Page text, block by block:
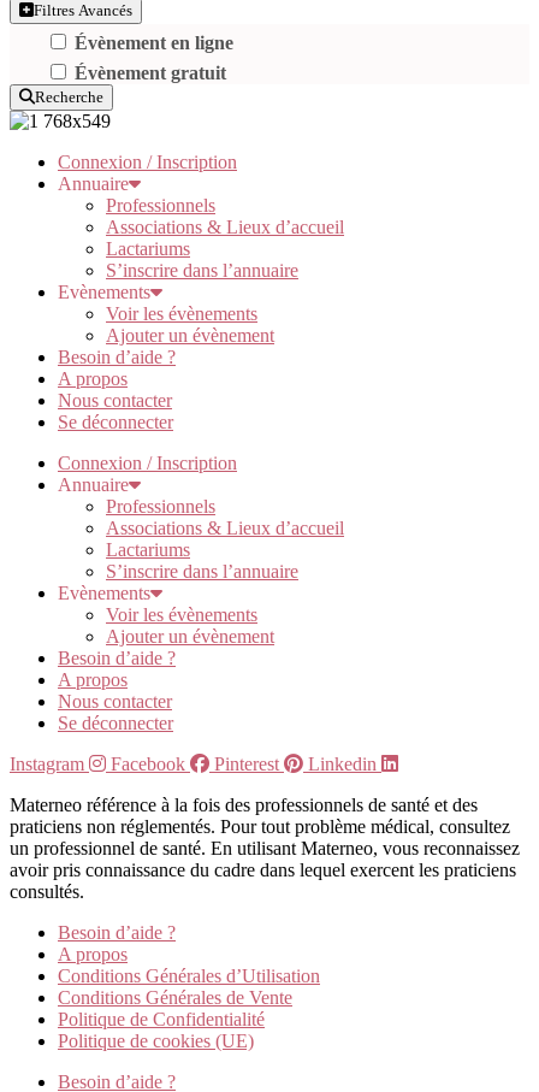
Filtres Avancés
Évènement en ligne
Évènement gratuit
Recherche
Connexion / Inscription
Annuaire
Professionnels
Associations & Lieux d’accueil
Lactariums
S’inscrire dans l’annuaire
Evènements
Voir les évènements
Ajouter un évènement
Besoin d’aide ?
A propos
Nous contacter
Se déconnecter
Connexion / Inscription
Annuaire
Professionnels
Associations & Lieux d’accueil
Lactariums
S’inscrire dans l’annuaire
Evènements
Voir les évènements
Ajouter un évènement
Besoin d’aide ?
A propos
Nous contacter
Se déconnecter
Instagram
Facebook Pinterest
Linkedin
Materneo référence à la fois des professionnels de santé et des
praticiens non réglementés. Pour tout problème médical, consultez
un professionnel de santé. En utilisant Materneo, vous reconnaissez
avoir pris connaissance du cadre dans lequel exercent les praticiens
consultés.
Besoin d’aide ?
A propos
Conditions Générales d’Utilisation
Conditions Générales de Vente
Politique de Confidentialité
Politique de cookies (UE)
Besoin d’aide ?